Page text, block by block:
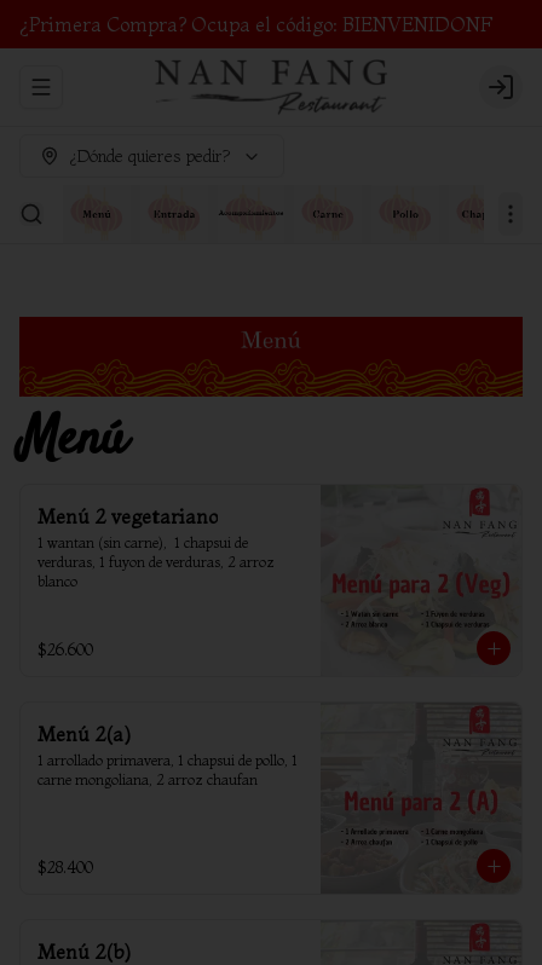
¿Primera Compra? Ocupa el código: BIENVENIDONF
Abrir menu de navegación Login
¿Dónde quieres pedir?
Menú
Menú 2 vegetariano
1 wantan (sin carne),  1 chapsui de
verduras, 1 fuyon de verduras, 2 arroz
blanco
$26.600
Menú 2(a)
1 arrollado primavera, 1 chapsui de pollo, 1
carne mongoliana, 2 arroz chaufan
$28.400
Menú 2(b)